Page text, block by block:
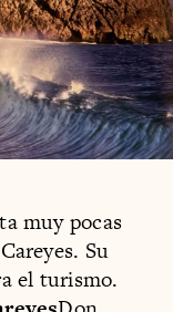
muy pocas
Su
el turismo.